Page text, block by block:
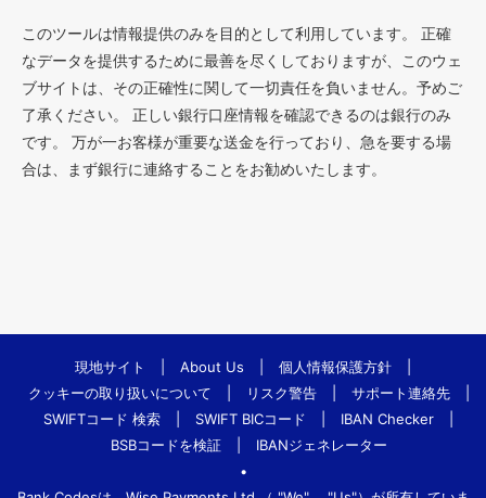
このツールは情報提供のみを目的として利用しています。 正確
なデータを提供するために最善を尽くしておりますが、このウェ
ブサイトは、その正確性に関して一切責任を負いません。予めご
了承ください。 正しい銀行口座情報を確認できるのは銀行のみ
です。 万が一お客様が重要な送金を行っており、急を要する場
合は、まず銀行に連絡することをお勧めいたします。
現地サイト About Us 個人情報保護方針
クッキーの取り扱いについて
リスク警告 サポート連絡先
SWIFTコード 検索
SWIFT BICコード IBAN Checker
BSBコードを検証
IBANジェネレーター
•